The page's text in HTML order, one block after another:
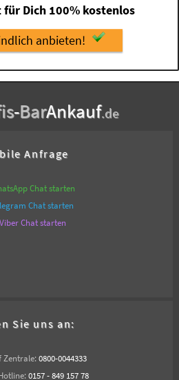
für Dich 100% kostenlos
anbieten!
-BarAnkauf.de
Anfrage
Chat starten
Chat starten
Viber Chat starten
Sie uns an:
Zentrale: 0800-0044333
0157 - 849 157 78